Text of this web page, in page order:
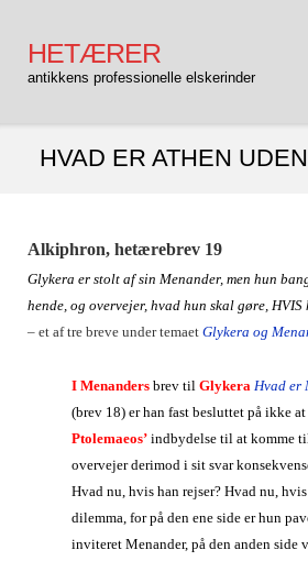
indholdHETÆRER
antikkens professionelle elskerinder
HVAD ER ATHEN
Alkiphron, hetærebrev 19
Glykera er stolt af sin Menander, men hun
hende, og overvejer, hvad hun skal gøre, HVIS
– et af tre breve under temaet Glykera og
I Menanders brev til Glykera Hvad er
(brev 18) er han fast besluttet på ikke
Ptolemaeos’indbydelse til at komme
overvejer derimod i sit svar
Hvad nu, hvis han rejser? Hvad nu,
dilemma, for på den ene side er hun
inviteret Menander, på den anden